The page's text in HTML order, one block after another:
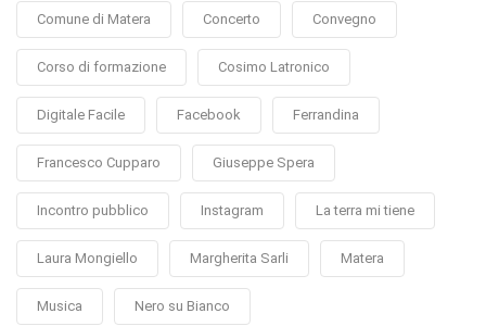
Comune di Matera Concerto Convegno
Corso di formazione Cosimo Latronico
Digitale Facile Facebook Ferrandina
Francesco Cupparo Giuseppe Spera
Incontro pubblico Instagram La terra mi tiene
Laura Mongiello Margherita Sarli Matera
Musica Nero su Bianco